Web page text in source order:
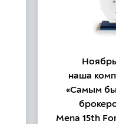
наша
«Самым
Mena 15th